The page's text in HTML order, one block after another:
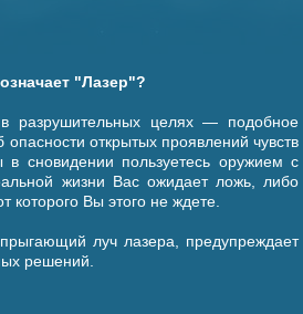
"Лазер"?
разрушительных целях — подобное
открытых проявлений чувств
сновидении пользуетесь оружием с
жизни Вас ожидает ложь, либо
которого Вы этого не ждете.
луч лазера, предупреждает
решений.